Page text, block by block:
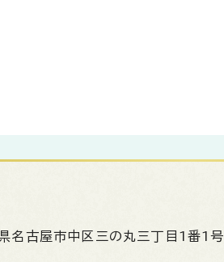
名古屋市中区三の丸三丁目1番1号